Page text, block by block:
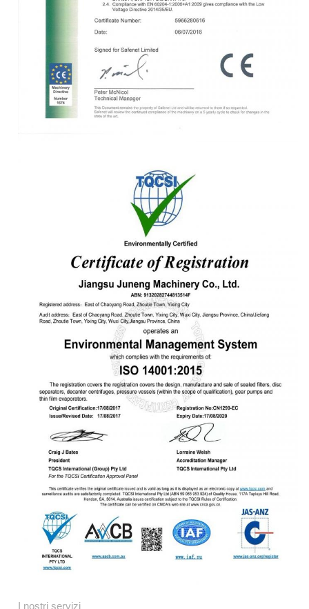
I nostri servizi